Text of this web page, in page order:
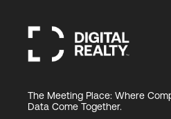
The Meeting Place: Where
Data Come Together.